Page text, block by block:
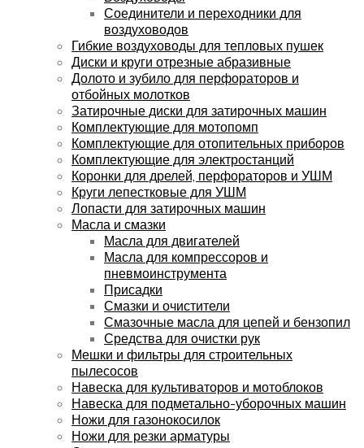
Соединители и переходники для
воздуховодов
Гибкие воздуховоды для тепловых пушек
Диски и круги отрезные абразивные
Долото и зубило для перфораторов и
отбойных молотков
Затирочные диски для затирочных машин
Комплектующие для мотопомп
Комплектующие для отопительных приборов
Комплектующие для электростанций
Коронки для дрелей, перфораторов и УШМ
Круги лепестковые для УШМ
Лопасти для затирочных машин
Масла и смазки
Масла для двигателей
Масла для компрессоров и
пневмоинструмента
Присадки
Смазки и очистители
Смазочные масла для цепей и бензопил
Средства для очистки рук
Мешки и фильтры для строительных
пылесосов
Навеска для культиваторов и мотоблоков
Навеска для подметально-уборочных машин
Ножи для газонокосилок
Ножи для резки арматуры